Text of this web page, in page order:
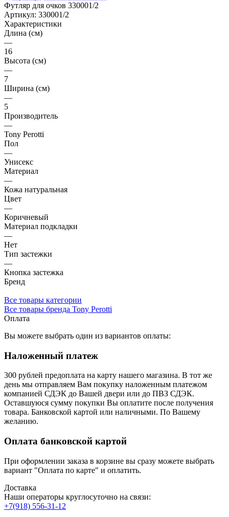
Футляр для очков 330001/2
Артикул: 330001/2
Характеристики
Длина (см)
—
16
Высота (см)
—
7
Ширина (см)
—
5
Производитель
—
Tony Perotti
Пол
—
Унисекс
Материал
—
Кожа натуральная
Цвет
—
Коричневый
Материал подкладки
—
Нет
Тип застежки
—
Кнопка застежка
Бренд
Все товары категории
Все товары бренда Tony Perotti
Оплата
Вы можете выбрать один из вариантов оплаты:
Наложенный платеж
300 рублей предоплата на карту нашего магазина. В тот же
день мы отправляем Вам покупку наложенным платежом
компанией СДЭК до Вашей двери или до ПВЗ СДЭК.
Оставшуюся сумму покупки Вы оплатите после получения
товара. Банковской картой или наличными. По Вашему
желанию.
Оплата банковской картой
При оформлении заказа в корзине вы сразу можете выбрать
вариант "Оплата по карте" и оплатить.
Доставка
Наши операторы круглосуточно на связи:
+7(918) 556-31-12